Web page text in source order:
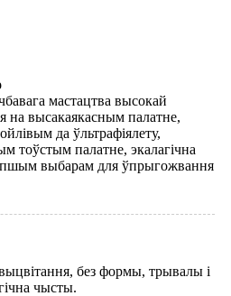
мастацтва высокай
на высакаякасным палатне,
да ўльтрафіялету,
тоўстым палатне, экалагічна
выбарам для ўпрыгожвання
без формы, трывалы і
чысты.